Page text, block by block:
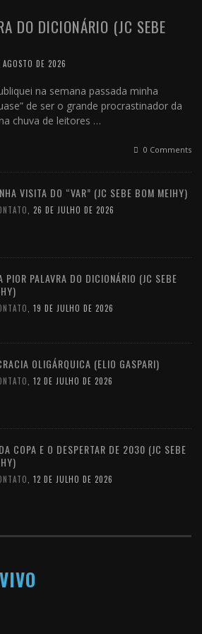
DO DICIONÁRIO (JC SEBE
AGOSTO DE 2026
na semana passada minha
de ser o grande procrastinador da
chuva de leitores …
0 Comments
VISITA DO “VAR” (JC SEBE BOM MEIHY)
26 DE JULHO DE 2026
PIOR PALAVRA DO DICIONÁRIO (JC SEBE
19 DE JULHO DE 2026
OLIGÁRQUICA (ELIO GASPARI)
12 DE JULHO DE 2026
COPA E O DESPERTAR DE 2030 (JC SEBE
12 DE JULHO DE 2026